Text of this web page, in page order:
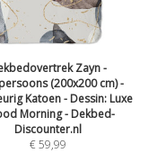
Zayn -
(200x200 cm) -
Katoen - Dessin: Luxe
Morning - Dekbed-
Discounter.nl
€59,99